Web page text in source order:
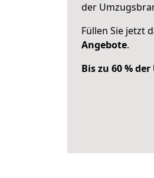
der
Füllen Sie jetzt
Angebote.
Bis zu 60 %